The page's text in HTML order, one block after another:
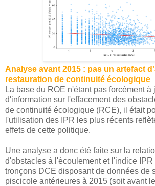
Analyse avant 2015 : pas un artefact
restauration de continuité écologique
La base du ROE n'étant pas forcément à
d'information sur l'effacement des
de continuité écologique (RCE), il était
l'utilisation des IPR les plus récents
effets de cette politique.
Une analyse a donc été faite sur la
d'obstacles à l'écoulement et l'indice IPR
tronçons DCE disposant de données de
piscicole antérieures à 2015 (soit avant